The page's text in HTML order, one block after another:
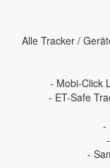
Alle Tracker /
- Mobi-Click
- ET-Safe
-
-